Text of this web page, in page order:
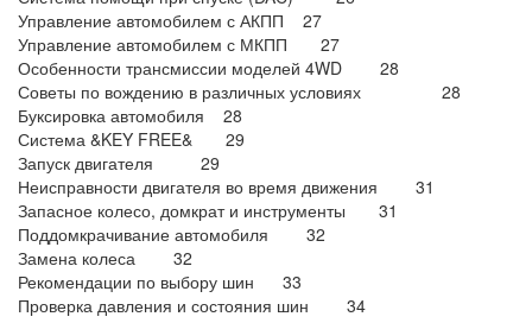
Управление автомобилем с АКПП 27
Управление автомобилем с МКПП 27
Особенности трансмиссии моделей 4WD 28
Советы по вождению в различных условиях 28
Буксировка автомобиля 28
Система &KEY FREE& 29
Запуск двигателя 29
Неисправности двигателя во время движения 31
Запасное колесо, домкрат и инструменты 31
Поддомкрачивание автомобиля 32
Замена колеса 32
Рекомендации по выбору шин 33
Проверка давления и состояния шин 34